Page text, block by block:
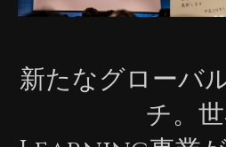
新たなグローバ
チ。